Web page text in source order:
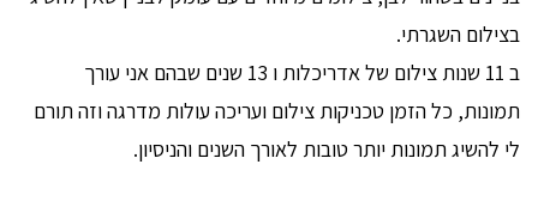
בצילום השגרתי.
ב 11 שנות צילום של אדריכלות ו 13 שנים שבהם אני עורך
תמונות, כל הזמן טכניקות צילום ועריכה עולות מדרגה וזה תורם
לי להשיג תמונות יותר טובות לאורך השנים והניסיון.